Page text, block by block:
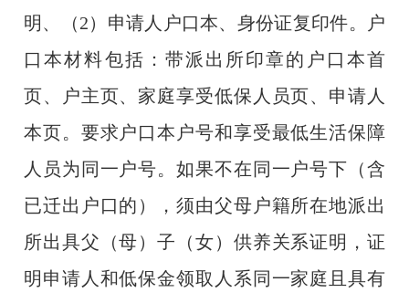
明、（2）申请人户口本、身份证复印件。户
口本材料包括：带派出所印章的户口本首
页、户主页、家庭享受低保人员页、申请人
本页。要求户口本户号和享受最低生活保障
人员为同一户号。如果不在同一户号下（含
已迁出户口的），须由父母户籍所在地派出
所出具父（母）子（女）供养关系证明，证
明申请人和低保金领取人系同一家庭且具有